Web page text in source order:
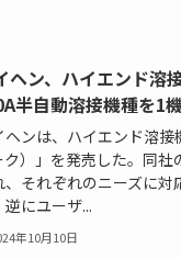
ヘン、ハイエンド
半自動溶接機種を1
ヘンは、ハイエンド溶
ク）」を発売した。同
、それぞれのニーズに
逆にユーザ...
年10月10日